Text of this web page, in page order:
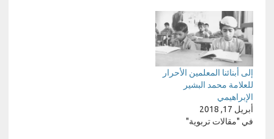
إلى أبنائنا المعلمين الأحرار
للعلامة محمد البشير
الإبراهيمي
أبريل 17, 2018
في "مقالات تربوية"